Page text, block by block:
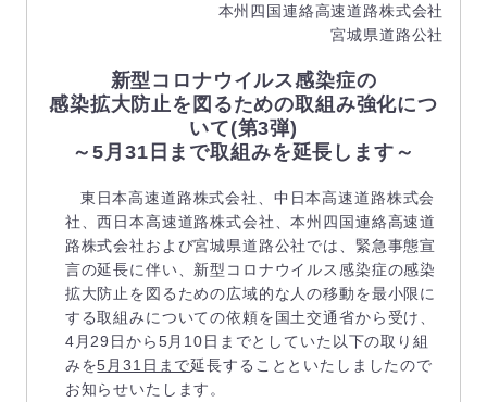
本州四国連絡高速道路株式会社
宮城県道路公社
新型コロナウイルス感染症の
感染拡大防止を図るための取組み強化につ
いて(第3弾)
～5月31日まで取組みを延長します～
東日本高速道路株式会社、中日本高速道路株式会
社、西日本高速道路株式会社、本州四国連絡高速道
路株式会社および宮城県道路公社では、緊急事態宣
言の延長に伴い、新型コロナウイルス感染症の感染
拡大防止を図るための広域的な人の移動を最小限に
する取組みについての依頼を国土交通省から受け、
4月29日から5月10日までとしていた以下の取り組
みを5月31日まで延長することといたしましたので
お知らせいたします。